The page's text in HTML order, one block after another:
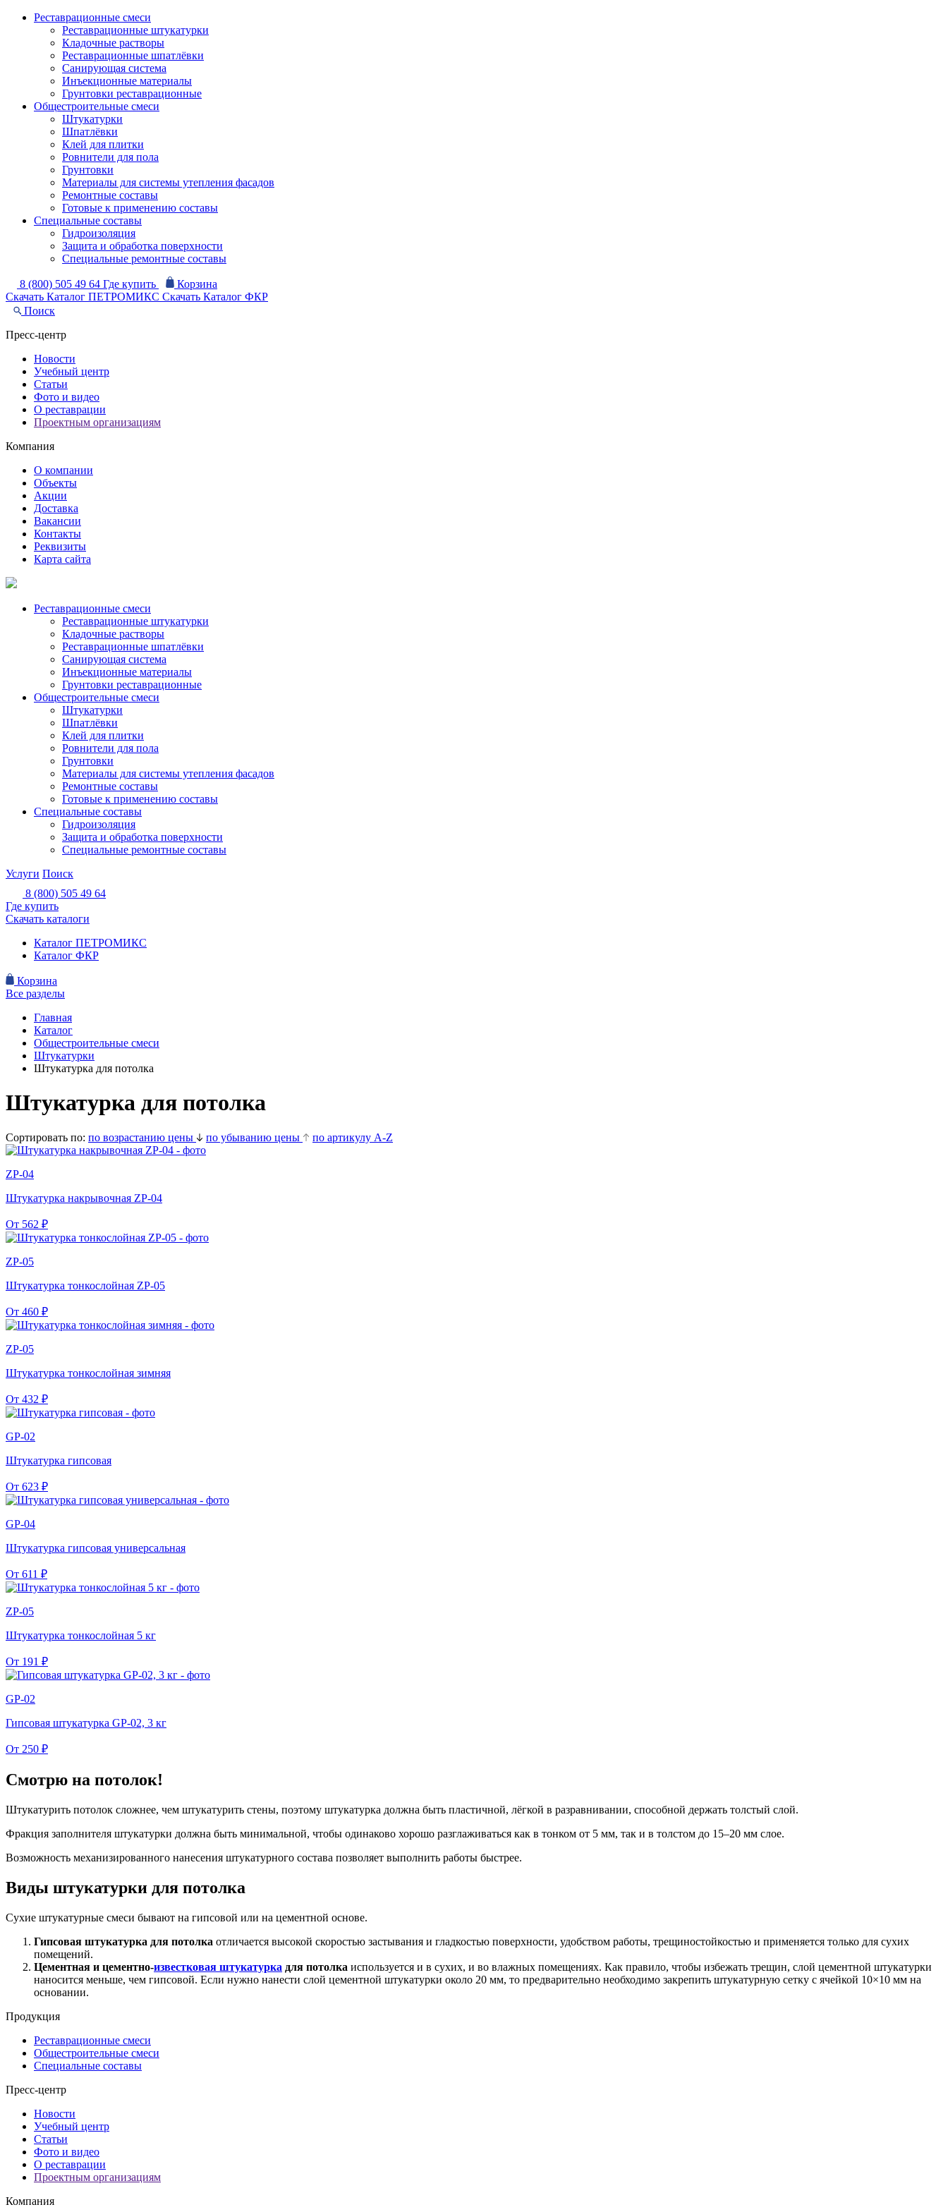
Реставрационные смеси
Реставрационные штукатурки
Кладочные растворы
Реставрационные шпатлёвки
Санирующая система
Инъекционные материалы
Грунтовки реставрационные
Общестроительные смеси
Штукатурки
Шпатлёвки
Клей для плитки
Ровнители для пола
Грунтовки
Материалы для системы утепления фасадов
Ремонтные составы
Готовые к применению составы
Специальные составы
Гидроизоляция
Защита и обработка поверхности
Специальные ремонтные составы
8 (800) 505 49 64 Где купить
Корзина
Скачать Каталог ПЕТРОМИКС Скачать Каталог ФКР
Поиск
Пресс-центр
Новости
Учебный центр
Статьи
Фото и видео
О реставрации
Проектным организациям
Компания
О компании
Объекты
Акции
Доставка
Вакансии
Контакты
Реквизиты
Карта сайта
Реставрационные смеси
Реставрационные штукатурки
Кладочные растворы
Реставрационные шпатлёвки
Санирующая система
Инъекционные материалы
Грунтовки реставрационные
Общестроительные смеси
Штукатурки
Шпатлёвки
Клей для плитки
Ровнители для пола
Грунтовки
Материалы для системы утепления фасадов
Ремонтные составы
Готовые к применению составы
Специальные составы
Гидроизоляция
Защита и обработка поверхности
Специальные ремонтные составы
Услуги Поиск
8 (800) 505 49 64
Где купить
Скачать каталоги
Каталог ПЕТРОМИКС
Каталог ФКР
Корзина
Все разделы
Главная
Каталог
Общестроительные смеси
Штукатурки
Штукатурка для потолка
Штукатурка для потолка
Сортировать по: по возрастанию цены по убыванию цены по артикулу A-Z
ZP-04
Штукатурка накрывочная ZP-04
От 562 ₽
ZP-05
Штукатурка тонкослойная ZP-05
От 460 ₽
ZP-05
Штукатурка тонкослойная зимняя
От 432 ₽
GP-02
Штукатурка гипсовая
От 623 ₽
GP-04
Штукатурка гипсовая универсальная
От 611 ₽
ZP-05
Штукатурка тонкослойная 5 кг
От 191 ₽
GP-02
Гипсовая штукатурка GP-02, 3 кг
От 250 ₽
Смотрю на потолок!
Штукатурить потолок сложнее, чем штукатурить стены, поэтому штукатурка должна быть пластичной, лёгкой в разравнивании, способной держать толстый слой.
Фракция заполнителя штукатурки должна быть минимальной, чтобы одинаково хорошо разглаживаться как в тонком от 5 мм, так и в толстом до 15–20 мм слое.
Возможность механизированного нанесения штукатурного состава позволяет выполнить работы быстрее.
Виды штукатурки для потолка
Сухие штукатурные смеси бывают на гипсовой или на цементной основе.
Гипсовая штукатурка для потолка отличается высокой скоростью застывания и гладкостью поверхности, удобством работы, трещиностойкостью и применяется только для сухих
помещений.
Цементная и цементно-известковая штукатурка для потолка используется и в сухих, и во влажных помещениях. Как правило, чтобы избежать трещин, слой цементной штукатурки
наносится меньше, чем гипсовой. Если нужно нанести слой цементной штукатурки около 20 мм, то предварительно необходимо закрепить штукатурную сетку с ячейкой 10×10 мм на
основании.
Продукция
Реставрационные смеси
Общестроительные смеси
Специальные составы
Пресс-центр
Новости
Учебный центр
Статьи
Фото и видео
О реставрации
Проектным организациям
Компания